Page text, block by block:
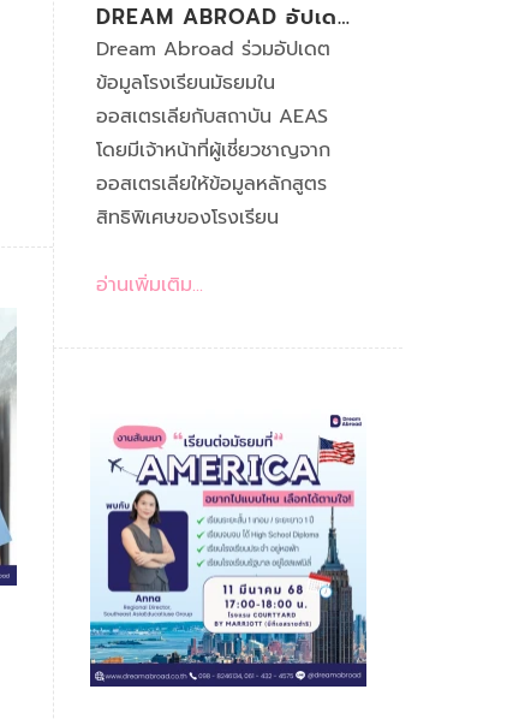
DREAM ABROAD อัปเดต
ข้อมูลโรงเรียนมัธยม
ออสเตรเลียกับสถาบัน
AEAS
Dream Abroad ร่วมอัปเดต
ข้อมูลโรงเรียนมัธยมใน
ออสเตรเลียกับสถาบัน AEAS
โดยมีเจ้าหน้าที่ผู้เชี่ยวชาญจาก
ออสเตรเลียให้ข้อมูลหลักสูตร
สิทธิพิเศษของโรงเรียน
อ่านเพิ่มเติม...